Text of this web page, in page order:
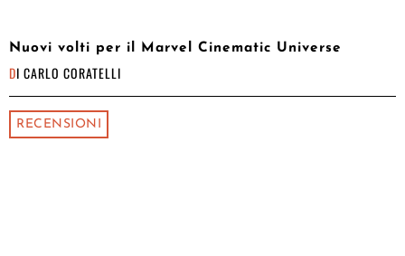
Nuovi volti per il Marvel Cinematic Universe
DI CARLO CORATELLI
RECENSIONI